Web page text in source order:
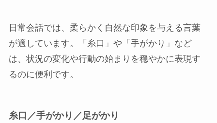
日常会話では、柔らかく自然な印象を与える言葉
が適しています。「糸口」や「手がかり」など
は、状況の変化や行動の始まりを穏やかに表現す
るのに便利です。
糸口／手がかり／足がかり